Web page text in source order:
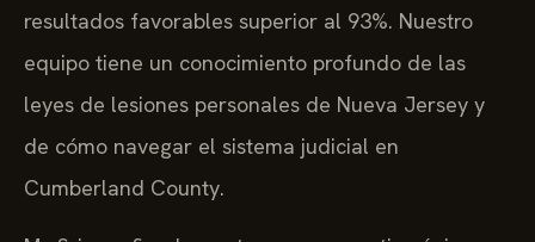
resultados favorables superior al 93%. Nuestro
equipo tiene un conocimiento profundo de las
leyes de lesiones personales de Nueva Jersey y
de cómo navegar el sistema judicial en
Cumberland County.